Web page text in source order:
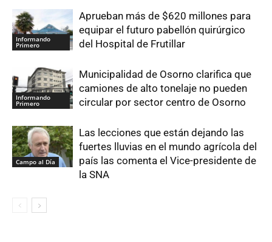
Informando
Primero
Aprueban más de $620 millones para
equipar el futuro pabellón quirúrgico
del Hospital de Frutillar
Informando
Primero
Municipalidad de Osorno clarifica que
camiones de alto tonelaje no pueden
circular por sector centro de Osorno
Campo al Día
Las lecciones que están dejando las
fuertes lluvias en el mundo agrícola del
país las comenta el Vice-presidente de
la SNA